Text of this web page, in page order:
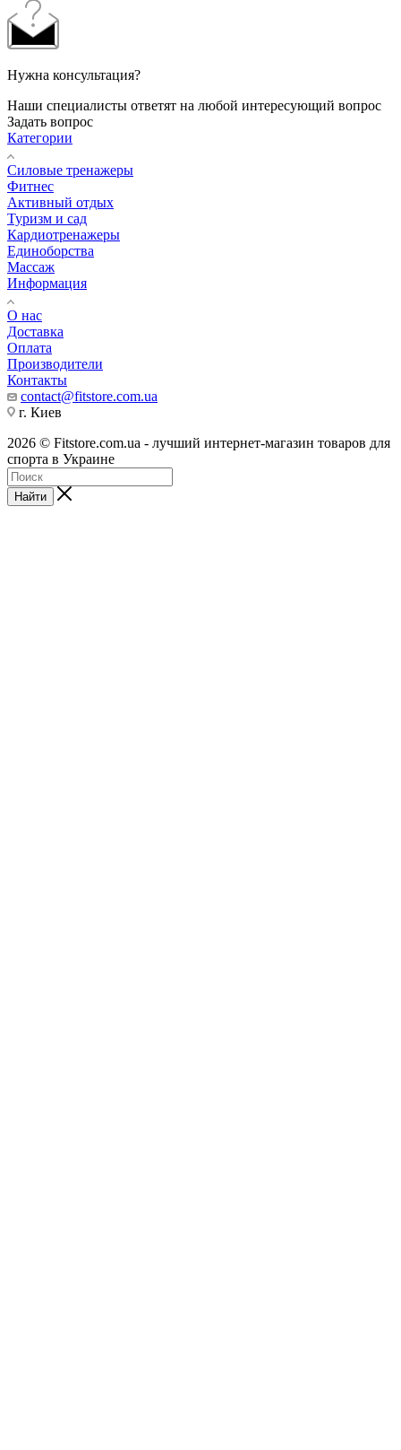
Нужна консультация?
Наши специалисты ответят на любой интересующий вопрос
Задать вопрос
Категории
Силовые тренажеры
Фитнес
Активный отдых
Туризм и сад
Кардиотренажеры
Единоборства
Массаж
Информация
О нас
Доставка
Оплата
Производители
Контакты
contact@fitstore.com.ua
г. Киев
2026 © Fitstore.com.ua - лучший интернет-магазин товаров для
спорта в Украине
Найти